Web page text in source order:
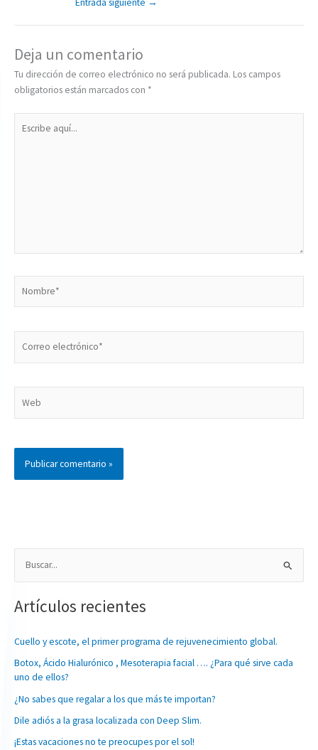
Deja un comentario
Tu dirección de correo electrónico no será publicada. Los campos
obligatorios están marcados con *
aquí...
electrónico*
s
a
r
p
o
r
:
Artículos recientes
Cuello y escote, el primer programa de rejuvenecimiento global.
Botox, Ácido Hialurónico , Mesoterapia facial …. ¿Para qué sirve cada
uno de ellos?
¿No sabes que regalar a los que más te importan?
Dile adiós a la grasa localizada con Deep Slim.
¡Estas vacaciones no te preocupes por el sol!